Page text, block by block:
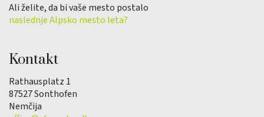
Ali želite, da bi vaše mesto postalo
naslednje Alpsko mesto leta?
Kontakt
Rathausplatz 1
87527 Sonthofen
Nemčija